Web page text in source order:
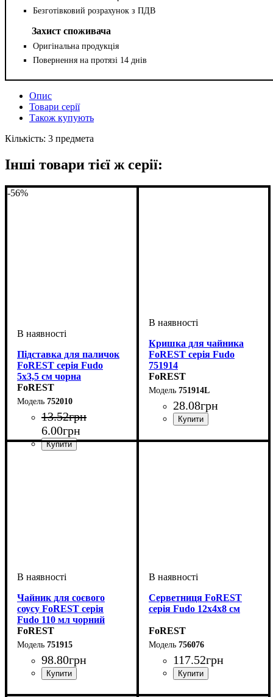
Безготівковий розрахунок з ПДВ
Захист споживача
Оригінальна продукція
Повернення на протязі 14 днів
Опис
Товари серії
Також купують
Кількість: 3 предмета
Інші товари тієї ж серії:
-56%
Підставка для паличок
FoREST серія Fudo
5х3,5 см чорна
FoREST
752010
13.52грн
6.00грн
Кришка для чайника
FoREST серія Fudo
751914
FoREST
751914L
28.08грн
Чайник для соєвого
соусу FoREST серія
Fudo 110 мл чорний
FoREST
751915
98.80грн
Серветниця FoREST
серія Fudo 12х4х8 см
FoREST
756076
117.52грн